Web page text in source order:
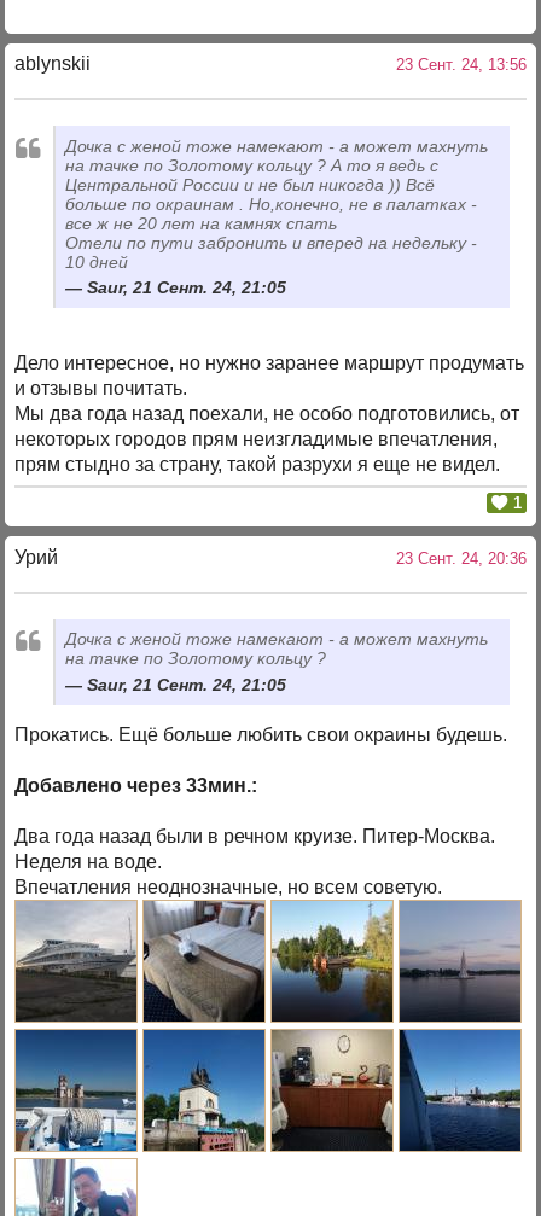
ablynskii 23 Сент. 24, 13:56
Дочка с женой тоже намекают - а может махнуть
на тачке по Золотому кольцу ? А то я ведь с
Центральной России и не был никогда )) Всё
больше по окраинам . Но,конечно, не в палатках -
все ж не 20 лет на камнях спать
Отели по пути забронить и вперед на недельку -
10 дней
Saur, 21 Сент. 24, 21:05
Дело интересное, но нужно заранее маршрут продумать
и отзывы почитать.
Мы два года назад поехали, не особо подготовились, от
некоторых городов прям неизгладимые впечатления,
прям стыдно за страну, такой разрухи я еще не видел.
1
Урий 23 Сент. 24, 20:36
Дочка с женой тоже намекают - а может махнуть
на тачке по Золотому кольцу ?
Saur, 21 Сент. 24, 21:05
Прокатись. Ещё больше любить свои окраины будешь.
Добавлено через 33мин.:
Два года назад были в речном круизе. Питер-Москва.
Неделя на воде.
Впечатления неоднозначные, но всем советую.